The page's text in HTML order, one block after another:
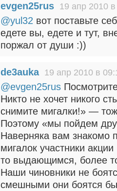
evgen25rus 19 апр 2010
@yul32 вот поставьте
едете вы, едете и тут,
поржал от души :))
de3auka 19 апр 2010 в
@evgen25rus
Никто не хочет никого
снимите мигалки!» —
Поэтому «мы пойдем
Наверняка вам знакомо
мигалок участники
то выдающимся, более
Наши чиновники не
смешными они боятся